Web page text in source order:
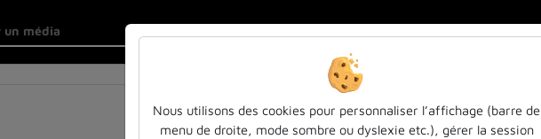
Nous utilisons des cookies pour personnaliser l’affichage (barre de
menu de droite, mode sombre ou dyslexie etc.), gérer la session